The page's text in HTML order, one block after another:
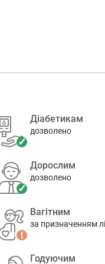
Діабетикам
дозволено
Дорослим
дозволено
Вагітним
за призначенням
Годуючим